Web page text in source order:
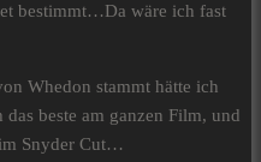
bestimmt…Da wäre ich fast
Whedon stammt hätte ich
beste am ganzen Film, und
Snyder Cut…